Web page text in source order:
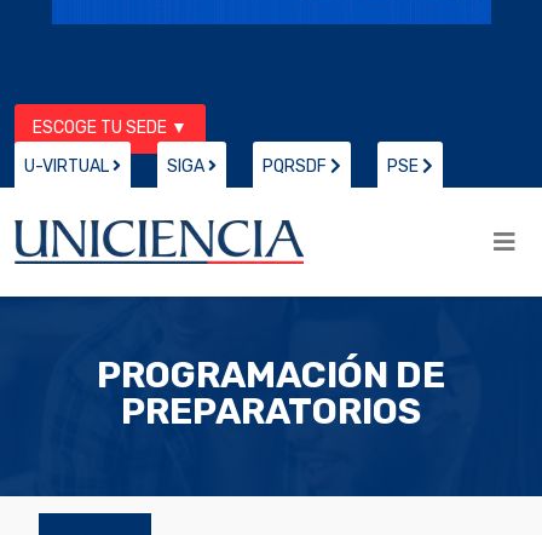
ESCOGE TU SEDE ▼
U-VIRTUAL
SIGA PQRSDF PSE
PROGRAMACIÓN DE
PREPARATORIOS